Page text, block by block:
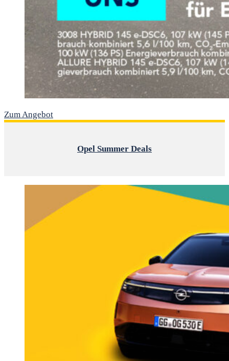
Zum Angebot
Opel Summer Deals